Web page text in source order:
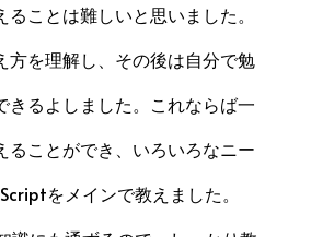
ことは難しいと思いました。
方を理解し、その後は自分で勉
きるよしました。これならば一
ることができ、いろいろなニー
をメインで教えました。